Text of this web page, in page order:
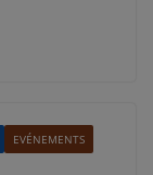
EVÉNEMENTS